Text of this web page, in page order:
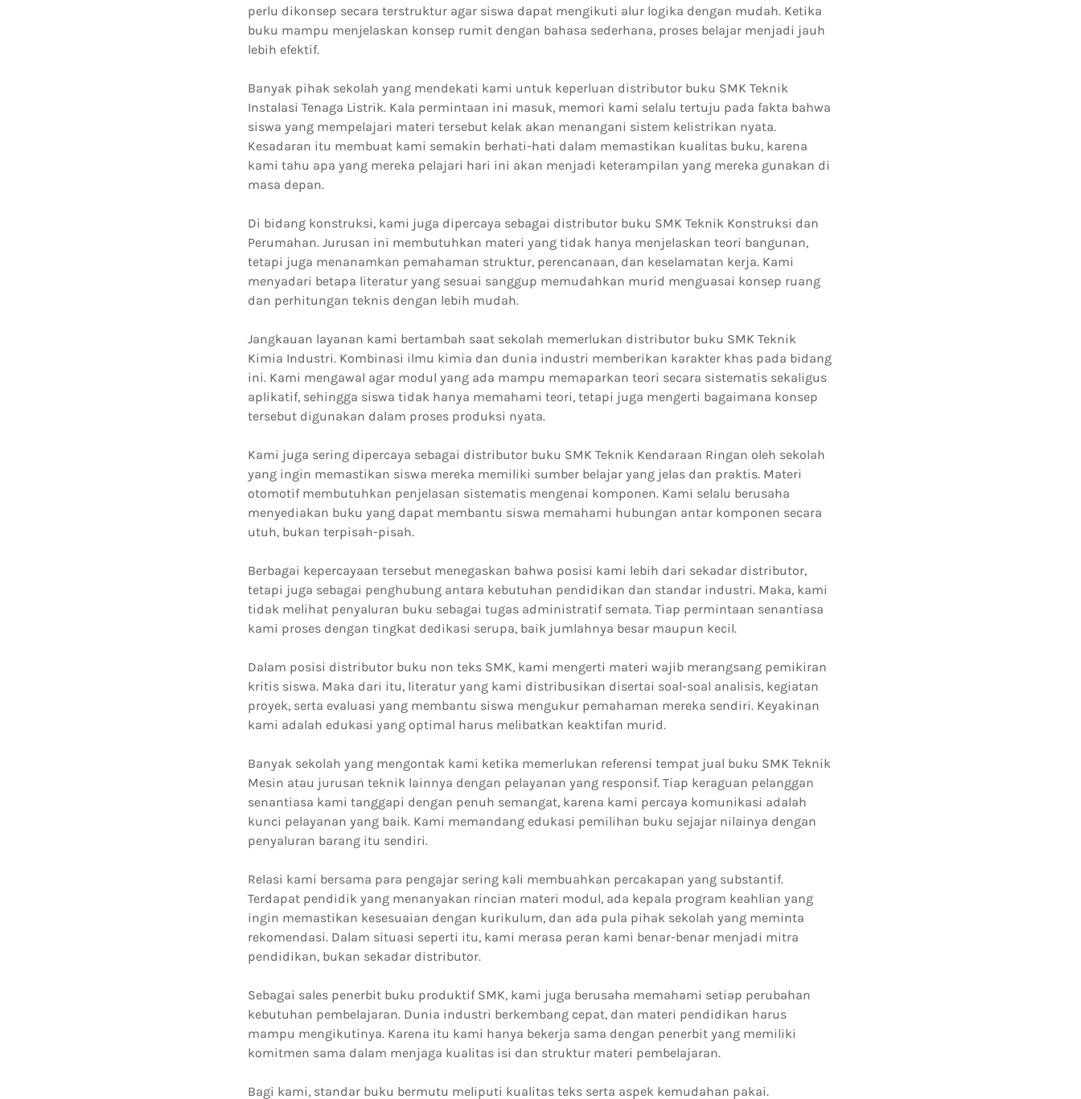
perlu dikonsep secara terstruktur agar siswa dapat mengikuti alur logika dengan mudah. Ketika
buku mampu menjelaskan konsep rumit dengan bahasa sederhana, proses belajar menjadi jauh
lebih efektif.
Banyak pihak sekolah yang mendekati kami untuk keperluan distributor buku SMK Teknik
Instalasi Tenaga Listrik. Kala permintaan ini masuk, memori kami selalu tertuju pada fakta bahwa
siswa yang mempelajari materi tersebut kelak akan menangani sistem kelistrikan nyata.
Kesadaran itu membuat kami semakin berhati-hati dalam memastikan kualitas buku, karena
kami tahu apa yang mereka pelajari hari ini akan menjadi keterampilan yang mereka gunakan di
masa depan.
Di bidang konstruksi, kami juga dipercaya sebagai distributor buku SMK Teknik Konstruksi dan
Perumahan. Jurusan ini membutuhkan materi yang tidak hanya menjelaskan teori bangunan,
tetapi juga menanamkan pemahaman struktur, perencanaan, dan keselamatan kerja. Kami
menyadari betapa literatur yang sesuai sanggup memudahkan murid menguasai konsep ruang
dan perhitungan teknis dengan lebih mudah.
Jangkauan layanan kami bertambah saat sekolah memerlukan distributor buku SMK Teknik
Kimia Industri. Kombinasi ilmu kimia dan dunia industri memberikan karakter khas pada bidang
ini. Kami mengawal agar modul yang ada mampu memaparkan teori secara sistematis sekaligus
aplikatif, sehingga siswa tidak hanya memahami teori, tetapi juga mengerti bagaimana konsep
tersebut digunakan dalam proses produksi nyata.
Kami juga sering dipercaya sebagai distributor buku SMK Teknik Kendaraan Ringan oleh sekolah
yang ingin memastikan siswa mereka memiliki sumber belajar yang jelas dan praktis. Materi
otomotif membutuhkan penjelasan sistematis mengenai komponen. Kami selalu berusaha
menyediakan buku yang dapat membantu siswa memahami hubungan antar komponen secara
utuh, bukan terpisah-pisah.
Berbagai kepercayaan tersebut menegaskan bahwa posisi kami lebih dari sekadar distributor,
tetapi juga sebagai penghubung antara kebutuhan pendidikan dan standar industri. Maka, kami
tidak melihat penyaluran buku sebagai tugas administratif semata. Tiap permintaan senantiasa
kami proses dengan tingkat dedikasi serupa, baik jumlahnya besar maupun kecil.
Dalam posisi distributor buku non teks SMK, kami mengerti materi wajib merangsang pemikiran
kritis siswa. Maka dari itu, literatur yang kami distribusikan disertai soal-soal analisis, kegiatan
proyek, serta evaluasi yang membantu siswa mengukur pemahaman mereka sendiri. Keyakinan
kami adalah edukasi yang optimal harus melibatkan keaktifan murid.
Banyak sekolah yang mengontak kami ketika memerlukan referensi tempat jual buku SMK Teknik
Mesin atau jurusan teknik lainnya dengan pelayanan yang responsif. Tiap keraguan pelanggan
senantiasa kami tanggapi dengan penuh semangat, karena kami percaya komunikasi adalah
kunci pelayanan yang baik. Kami memandang edukasi pemilihan buku sejajar nilainya dengan
penyaluran barang itu sendiri.
Relasi kami bersama para pengajar sering kali membuahkan percakapan yang substantif.
Terdapat pendidik yang menanyakan rincian materi modul, ada kepala program keahlian yang
ingin memastikan kesesuaian dengan kurikulum, dan ada pula pihak sekolah yang meminta
rekomendasi. Dalam situasi seperti itu, kami merasa peran kami benar-benar menjadi mitra
pendidikan, bukan sekadar distributor.
Sebagai sales penerbit buku produktif SMK, kami juga berusaha memahami setiap perubahan
kebutuhan pembelajaran. Dunia industri berkembang cepat, dan materi pendidikan harus
mampu mengikutinya. Karena itu kami hanya bekerja sama dengan penerbit yang memiliki
komitmen sama dalam menjaga kualitas isi dan struktur materi pembelajaran.
Bagi kami, standar buku bermutu meliputi kualitas teks serta aspek kemudahan pakai.